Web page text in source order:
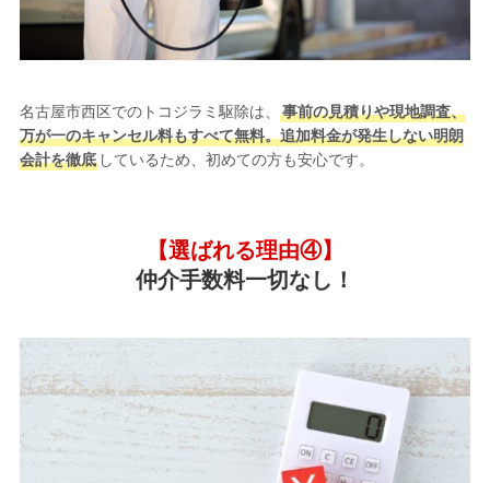
名古屋市西区でのトコジラミ駆除は、
事前の見積りや現地調査、
万が一のキャンセル料もすべて無料。追加料金が発生しない明朗
会計を徹底しているため、初めての方も安心です。
【選ばれる理由④】
仲介手数料一切なし！